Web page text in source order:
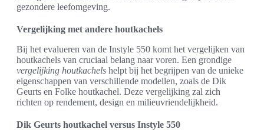
gezondere leefomgeving.
Vergelijking met andere houtkachels
Bij het evalueren van de Instyle 550 komt het vergelijken van
houtkachels van cruciaal belang naar voren. Een grondige
vergelijking houtkachels helpt bij het begrijpen van de unieke
eigenschappen van verschillende modellen, zoals de Dik
Geurts en Folke houtkachel. Deze vergelijking zal zich
richten op rendement, design en milieuvriendelijkheid.
Dik Geurts houtkachel versus Instyle 550